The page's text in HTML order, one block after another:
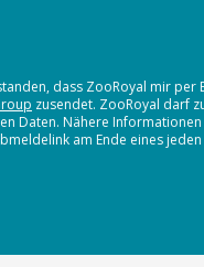
dass ZooRoyal mir per
zusendet. ZooRoyal darf
Daten. Nähere
am Ende eines